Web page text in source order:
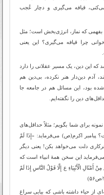
قیافه می‌گیری و دچار عُجب
بفهمی که نماز، انرژی‌بخش است؛ مثل
چرا قیافه می‌گیری؟ این یعنی
این دین، یک مسیر عقلانی را دارد
آدم دین‌دار هنر نکرده، بی‌دین هم
بود، این مسائل هم در جامعه جا
دین را نگفته‌ایم.
برای شما بگویم؛ مثلاً حداقل‌های
اکرم(ص) می‌فرماید: «إِذَا لَمْ
دلت می‌خواهد بکن! یعنی دیگر
این سخن همۀ انبیاء است که
الْأَنْبِیَاءِ ع إِلَّا قَوْلُ النَّاسِ إِذَا لَمْ
از حیاء داشته باشی که بیایی سراغ